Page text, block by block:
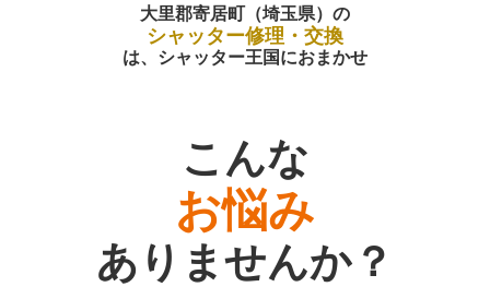
大里郡寄居町（埼玉県）の
シャッター修理・交換
は、シャッター王国におまかせ
こんな
お悩み
ありませんか？